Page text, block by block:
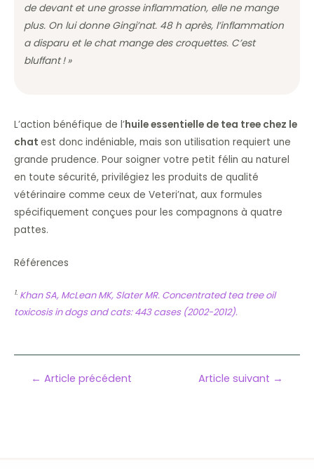
de devant et une grosse inflammation, elle ne mange
plus. On lui donne Gingi’nat. 48 h après, l’inflammation
a disparu et le chat mange des croquettes. C’est
bluffant ! »
L’action bénéfique de l’huile essentielle de tea tree chez le
chat est donc indéniable, mais son utilisation requiert une
grande prudence. Pour soigner votre petit félin au naturel
en toute sécurité, privilégiez les produits de qualité
vétérinaire comme ceux de Veteri’nat, aux formules
spécifiquement conçues pour les compagnons à quatre
pattes.
Références
1. Khan SA, McLean MK, Slater MR. Concentrated tea tree oil
toxicosis in dogs and cats: 443 cases (2002-2012).
Navigation
← Article précédent Article suivant →